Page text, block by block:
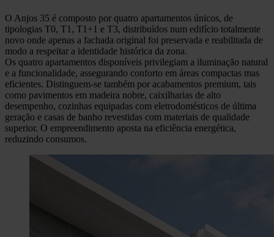
O Anjos 35 é composto por quatro apartamentos únicos, de
tipologias T0, T1, T1+1 e T3, distribuídos num edifício totalmente
novo onde apenas a fachada original foi preservada e reabilitada de
modo a respeitar a identidade histórica da zona.
Os quatro apartamentos disponíveis privilegiam a iluminação natural
e a funcionalidade, assegurando conforto em áreas compactas mas
eficientes. Distinguem-se também por acabamentos premium, tais
como pavimentos em madeira nobre, caixilharias de alto
desempenho, cozinhas equipadas com eletrodomésticos de última
geração e casas de banho revestidas com materiais de qualidade
superior. O empreendimento aposta na eficiência energética,
reduzindo consumos.